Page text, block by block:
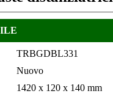
TRBGDBL331
Nuovo
1420 x 120 x 140 mm